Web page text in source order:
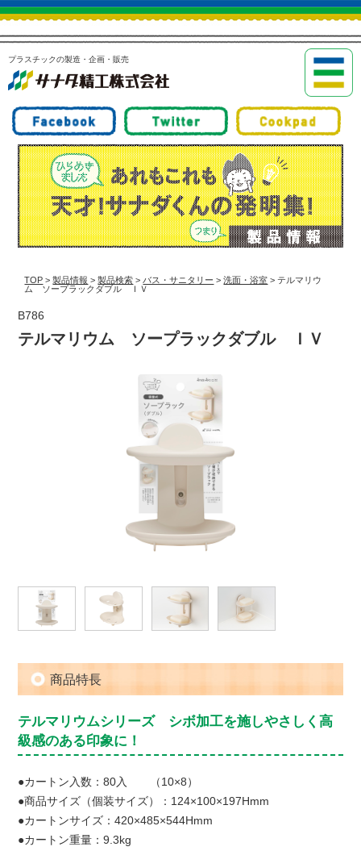
プラスチックの製造・企画・販売
TOP >製品情報 >製品検索 > バス・サニタリー >洗面・浴室 > テルマリウ
ム ソープラックダブル ＩＶ
B786
テルマリウム ソープラックダブル ＩＶ
商品特長
テルマリウムシリーズ シボ加工を施しやさしく高
級感のある印象に！
●カートン入数：80入 （10×8）
●商品サイズ（個装サイズ）：124×100×197Hmm
●カートンサイズ：420×485×544Hmm
●カートン重量：9.3kg